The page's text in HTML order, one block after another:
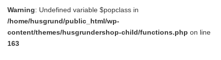
Warning: Undefined variable $popclass in
/home/husgrund/public_html/wp-
content/themes/husgrundershop-child/functions.php on line
163